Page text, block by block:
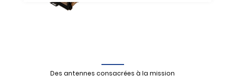
Des antennes consacrées à la mission